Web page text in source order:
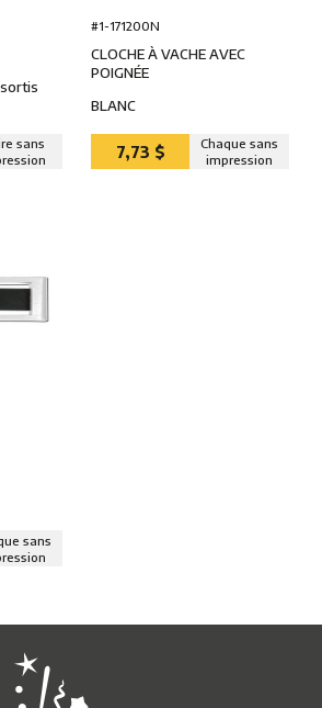
sans
#1-171200N
CLOCHE À VACHE AVEC
POIGNÉE
BLANC
7,73 $
Chaque sans
impression
sans